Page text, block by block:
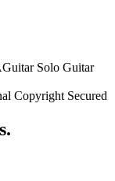
Copyright Secured